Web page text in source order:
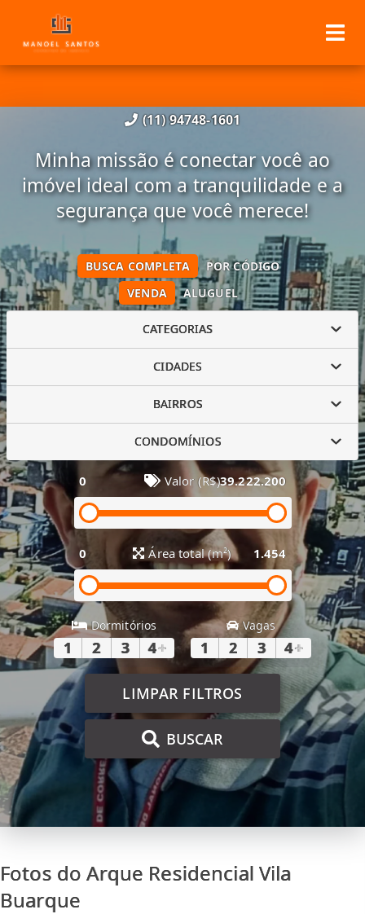
(11) 94748-1601
Minha missão é conectar você ao
imóvel ideal com a tranquilidade e a
segurança que você merece!
VENDA ALUGUEL
BUSCA COMPLETA POR CÓDIGO
CATEGORIAS
CIDADES
BAIRROS
CONDOMÍNIOS
0 Valor (R$)39.222.200
0 Área total (m²) 1.454
Dormitórios
1 2 3 4+
Vagas
1 2 3 4+
LIMPAR FILTROS
BUSCAR
Fotos do Arque Residencial Vila
Buarque